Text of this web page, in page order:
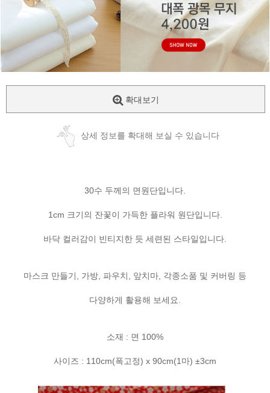
확대보기
상세 정보를 확대해 보실 수 있습니다
30수 두께의 면원단입니다.
1cm 크기의 잔꽃이 가득한 플라워 원단입니다.
바닥 컬러감이 빈티지한 듯 세련된 스타일입니다.
마스크 만들기, 가방, 파우치, 앞치마, 각종소품 및 커버링 등
다양하게 활용해 보세요.
소재 : 면 100%
사이즈 : 110cm(폭고정) x 90cm(1마) ±3cm